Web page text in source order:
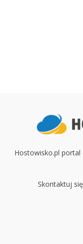
Hostowisko.pl portal
Skontaktuj